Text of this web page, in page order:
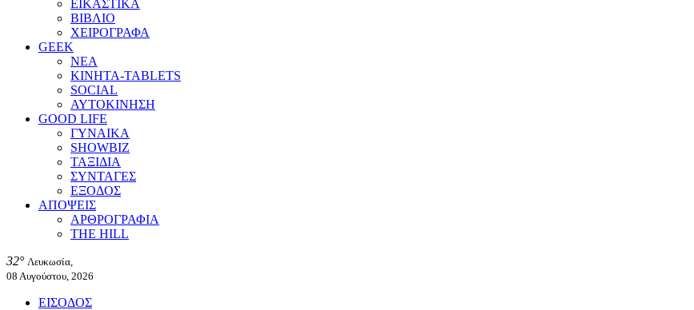
ΕΙΚΑΣΤΙΚΑ
ΒΙΒΛΙΟ
ΧΕΙΡΟΓΡΑΦΑ
GEEK
ΝΕΑ
ΚΙΝΗΤΑ-TABLETS
SOCIAL
ΑΥΤΟΚΙΝΗΣΗ
GOOD LIFE
ΓΥΝΑΙΚΑ
SHOWBIZ
ΤΑΞΙΔΙΑ
ΣΥΝΤΑΓΕΣ
ΕΞΟΔΟΣ
ΑΠΟΨΕΙΣ
ΑΡΘΡΟΓΡΑΦΙΑ
THE HILL
32° Λευκωσία,
08 Αυγούστου, 2026
ΕΙΣΟΔΟΣ